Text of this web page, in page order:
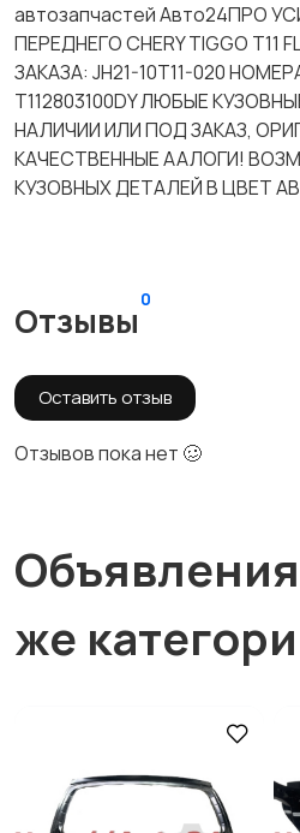
автозапчастей Авто24ПРО
ПЕРЕДНЕГО CHERY TIGGO T11
ЗАКАЗА: JH21-10T11-020
T112803100DY ЛЮБЫЕ
НАЛИЧИИ ИЛИ ПОД ЗАКАЗ,
КАЧЕСТВЕННЫЕ ААЛОГИ!
КУЗОВНЫХ ДЕТАЛЕЙ В ЦВЕТ
Отзывы
0
Оставить отзыв
Отзывов пока нет 🥴
же